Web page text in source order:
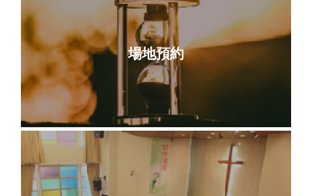
場地預約